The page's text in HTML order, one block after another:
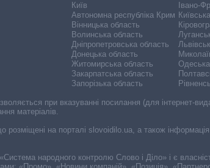
Київ
Автономна республіка Крим
Вінницька область
Волинська область
Дніпропетровська область
Донецька область
Житомирська область
Закарпатська область
Запорізька область
Івано-
при вказуванні посилання (для інтернет-
матеріалів.
розміщені на порталі slovoidilo.ua, а також
народного контролю Слово і Діло» і є